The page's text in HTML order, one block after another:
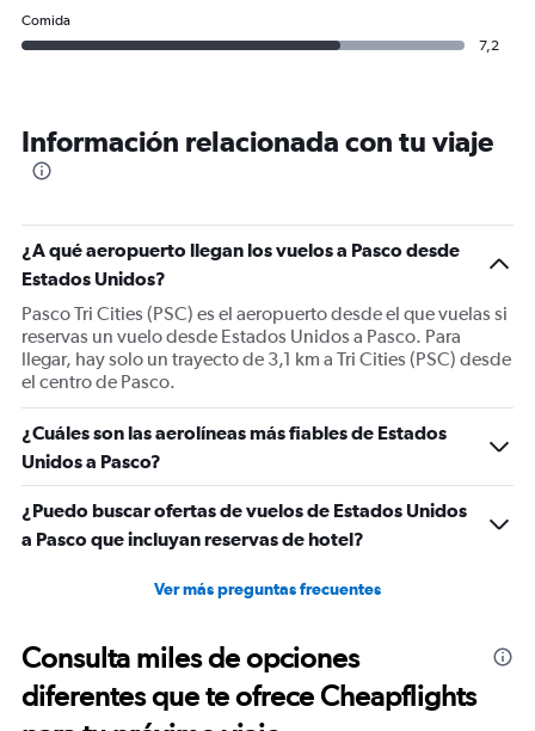
Comida
7,2
Información relacionada con tu viaje
¿A qué aeropuerto llegan los vuelos a Pasco desde
Estados Unidos?
Pasco Tri Cities (PSC) es el aeropuerto desde el que vuelas si
reservas un vuelo desde Estados Unidos a Pasco. Para
llegar, hay solo un trayecto de 3,1 km a Tri Cities (PSC) desde
el centro de Pasco.
¿Cuáles son las aerolíneas más fiables de Estados
Unidos a Pasco?
¿Puedo buscar ofertas de vuelos de Estados Unidos
a Pasco que incluyan reservas de hotel?
Ver más preguntas frecuentes
Consulta miles de opciones
diferentes que te ofrece Cheapflights